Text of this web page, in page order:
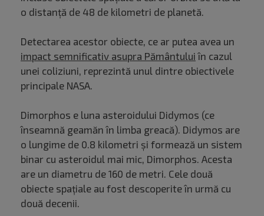
o distanță de 48 de kilometri de planetă.
Detectarea acestor obiecte, ce ar putea avea un
impact semnificativ asupra Pământului în cazul
unei coliziuni, reprezintă unul dintre obiectivele
principale NASA.
Dimorphos e luna asteroidului Didymos (ce
înseamnă geamăn în limba greacă). Didymos are
o lungime de 0.8 kilometri și formează un sistem
binar cu asteroidul mai mic, Dimorphos. Acesta
are un diametru de 160 de metri. Cele două
obiecte spațiale au fost descoperite în urmă cu
două decenii.